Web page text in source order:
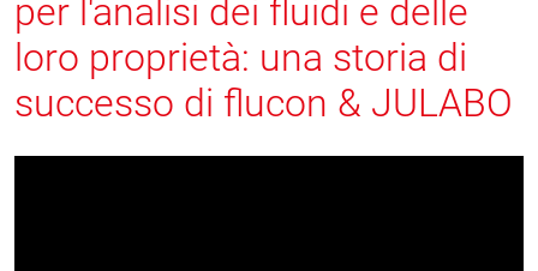
per l'analisi dei fluidi e delle
loro proprietà: una storia di
successo di flucon & JULABO